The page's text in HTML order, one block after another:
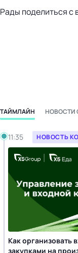
Рады поделиться с
ТАЙМЛАЙН НОВОСТИ
Среда, 02.07.2025
11:35
НОВОСТЬ
Как организовать
закупками на